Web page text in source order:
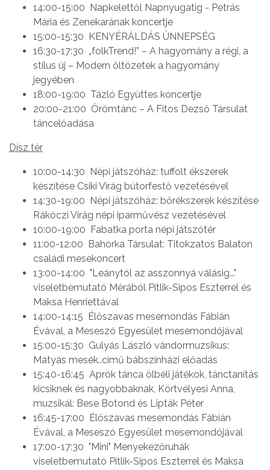
14:00-15:00 Napkelettől Napnyugatig - Petrás
Mária és Zenekarának koncertje
15:00-15:30 KENYÉRÁLDÁS ÜNNEPSÉG
16:30-17:30 „folkTrend!” – A hagyomány a régi, a
stílus új – Modern öltözetek a hagyomány
jegyében
18:00-19:00 Tázló Együttes koncertje
20:00-21:00 Örömtánc – A Fitos Dezső Társulat
táncelőadása
Dísz tér
10:00-14:30 Népi játszóház: tuffolt ékszerek
készítése Csiki Virág bútorfestő vezetésével
14:30-19:00 Népi játszóház: bőrékszerek készítése
Rákóczi Virág népi iparművész vezetésével
10:00-19:00 Fabatka porta népi játszótér
11:00-12:00 Bahorka Társulat: Titokzatos Balaton
családi mesekoncert
13:00-14:00 "Leánytól az asszonnyá válásig..."
viseletbemutató Mérából Pitlik-Sipos Eszterrel és
Maksa Henriettával
14:00-14:15 Élőszavas mesemondás Fábián
Évával, a Meseszó Egyesület mesemondójával
15:00-15:30 Gulyás László vándormuzsikus:
Mátyás mesék..című bábszínházi előadás
15:40-16:45 Aprók tánca ölbéli játékok, tánctanítás
kicsiknek és nagyobbaknak, Körtvélyesi Anna,
muzsikál: Bese Botond és Lipták Péter
16:45-17:00 Élőszavas mesemondás Fábián
Évával, a Meseszó Egyesület mesemondójával
17:00-17:30 "Mini" Menyekezőruhák
viseletbemutató Pitlik-Sipos Eszterrel és Maksa